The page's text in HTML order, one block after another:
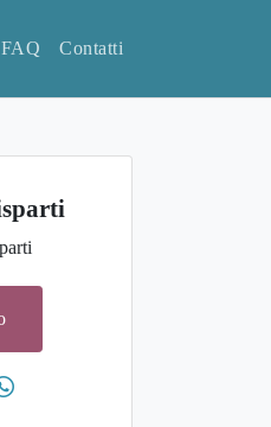
FAQ Contatti